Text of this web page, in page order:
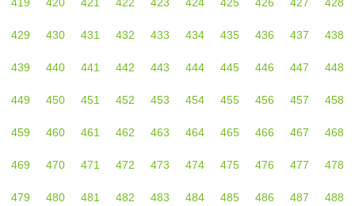
429 430 431 432 433 434 435 436 437 438
439 440 441 442 443 444 445 446 447 448
449 450 451 452 453 454 455 456 457 458
459 460 461 462 463 464 465 466 467 468
469 470 471 472 473 474 475 476 477 478
479 480 481 482 483 484 485 486 487 488